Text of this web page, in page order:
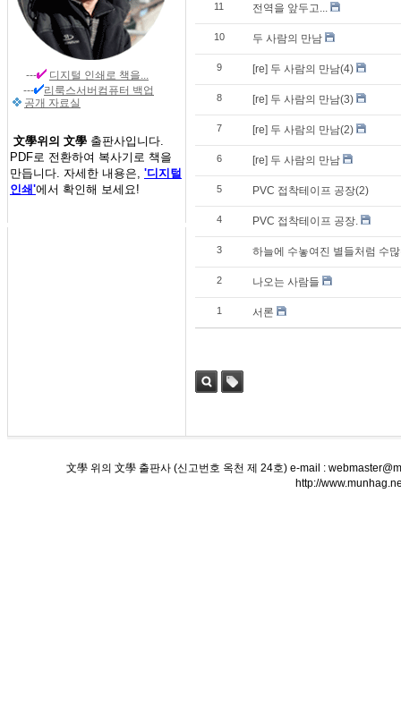
--- 디지털 인쇄 로 책을...
---
리룩스서버컴퓨터 백업
공개 자료실
文學위의 文學 출판사입니다.
PDF로 전환하여 복사기로 책을
만듭니다. 자세한 내용은, '디지털
인쇄'에서 확인해 보세요!
11 전역을 앞두고...
10 두 사람의 만남
9 [re] 두 사람의 만남(4)
8 [re] 두 사람의 만남(3)
7 [re] 두 사람의 만남(2)
6 [re] 두 사람의 만남
5 PVC 접착테이프 공장(2)
4 PVC 접착테이프 공장.
3 하늘에 수놓여진 별들처럼 수
2 나오는 사람들
1 서론
文學 위의 文學 출판사 (신고번호 옥천 제 24호) e-mail :
http://